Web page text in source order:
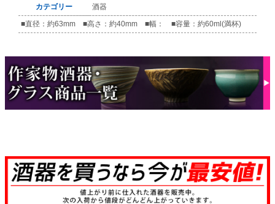
カテゴリー
酒器
■直径：約63mm ■高さ：約40mm ■幅： ■容量：約60ml(満杯)